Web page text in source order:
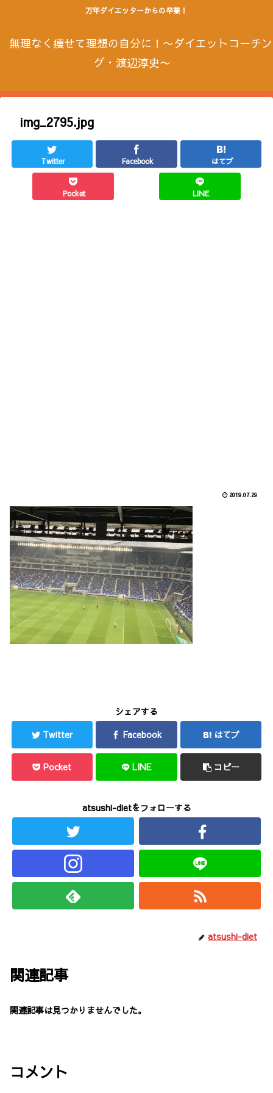
万年ダイエッターからの卒業！
無理なく痩せて理想の自分に！〜ダイエットコーチン
グ・渡辺淳史〜
img_2795.jpg
Twitter Facebook はてブ
Pocket LINE
2019.07.29
シェアする
Twitter
Facebook はてブ
Pocket LINE コピー
atsushi-dietをフォローする
atsushi-diet
関連記事
関連記事は見つかりませんでした。
コメント